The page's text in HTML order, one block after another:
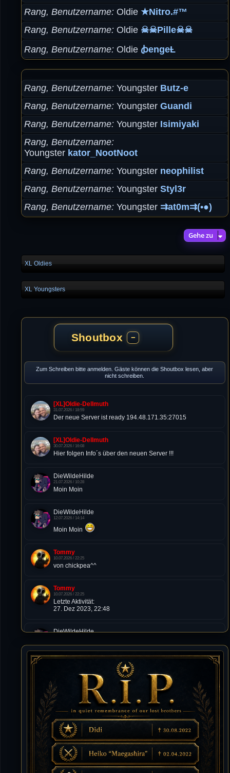
Rang, Benutzername Oldie ★Nitro.#™
Rang, Benutzername Oldie ☠☠Pille☠☠
Rang, Benutzername Oldie ꞗengeȽ
Rang, Benutzername Youngster Butz-e
Rang, Benutzername Youngster Guandi
Rang, Benutzername Youngster Isimiyaki
Rang, Benutzername
Youngster kator_NootNoot
Rang, Benutzername Youngster neophilist
Rang, Benutzername Youngster Styl3r
Rang, Benutzername Youngster ⇉at0m⇉(•●)
Gehe zu
XL Oldies
XL Youngsters
Shoutbox −
Zum Schreiben bitte anmelden. Gäste können die Shoutbox lesen, aber
nicht schreiben.
[XL]Oldie-Dellmuth
31.07.2026 / 18:59
Der neue Server ist ready 194.48.171.35:27015
[XL]Oldie-Dellmuth
30.07.2026 / 16:08
Hier folgen Info´s über den neuen Server !!!
DieWildeHilde
21.07.2026 / 10:28
Moin Moin
DieWildeHilde
12.07.2026 / 14:14
Moin Moin
Tommy
10.07.2026 / 22:25
von chickpea^^
Tommy
10.07.2026 / 22:25
Letzte Aktivität:
27. Dez 2023, 22:48
DieWildeHilde
10.07.2026 / 10:08
Hallo meine Lieben!
Isimiyaki
Alles gute chickpea
Mojochilla
02.07.2026 / 15:53
Was geht aaaaaaaaaaaab